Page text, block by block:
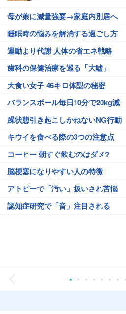
母が娘に減量強要→家庭内別居へ
睡眠時の悩みを解消する過ごし方
運動より代謝 人体の省エネ戦略
歯科の保健治療を巡る「大嘘」
大食い女子 46キロ体型の秘密
バランスボール毎日10分で20kg減
躁状態引き起こしかねないNG行動
キウイを食べる際の3つの注意点
コーヒー 朝すぐ飲むのはダメ?
脳梗塞になりやすい人の特徴
アトピーで「汚い」扱いされ苦悩
認知症研究で「音」注目される